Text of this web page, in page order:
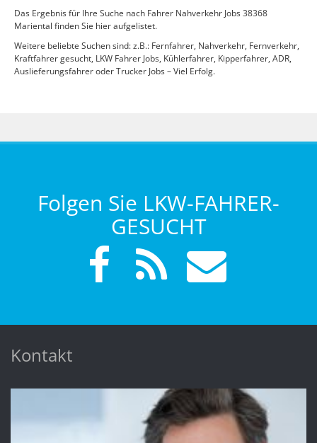
Das Ergebnis für Ihre Suche nach Fahrer Nahverkehr Jobs 38368
Mariental finden Sie hier aufgelistet.
Weitere beliebte Suchen sind: z.B.: Fernfahrer, Nahverkehr, Fernverkehr,
Kraftfahrer gesucht, LKW Fahrer Jobs, Kühlerfahrer, Kipperfahrer, ADR,
Auslieferungsfahrer oder Trucker Jobs – Viel Erfolg.
Folgen Sie LKW-FAHRER-
GESUCHT
Kontakt